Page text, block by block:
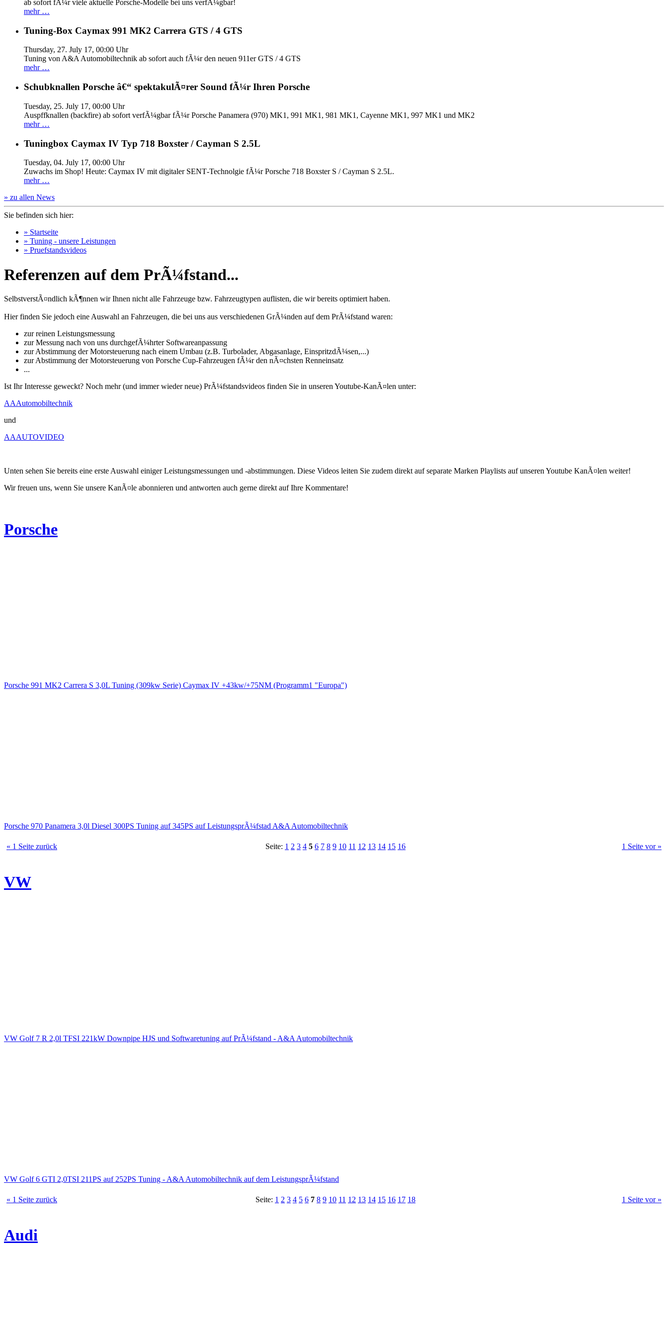
ab sofort fÃ¼r viele aktuelle Porsche-Modelle bei uns verfÃ¼gbar!
mehr …
Tuning-Box Caymax 991 MK2 Carrera GTS / 4 GTS
Thursday, 27. July 17, 00:00 Uhr
Tuning von A&A Automobiltechnik ab sofort auch fÃ¼r den neuen 911er GTS / 4 GTS
mehr …
Schubknallen Porsche â€“ spektakulÃ¤rer Sound fÃ¼r Ihren Porsche
Tuesday, 25. July 17, 00:00 Uhr
Auspffknallen (backfire) ab sofort verfÃ¼gbar fÃ¼r Porsche Panamera (970) MK1, 991 MK1, 981 MK1, Cayenne MK1, 997 MK1 und MK2
mehr …
Tuningbox Caymax IV Typ 718 Boxster / Cayman S 2.5L
Tuesday, 04. July 17, 00:00 Uhr
Zuwachs im Shop! Heute: Caymax IV mit digitaler SENT‐Technolgie fÃ¼r Porsche 718 Boxster S / Cayman S 2.5L.
mehr …
» zu allen News
Sie befinden sich hier:
» Startseite
» Tuning - unsere Leistungen
» Pruefstandsvideos
Referenzen auf dem PrÃ¼fstand...
SelbstverstÃ¤ndlich kÃ¶nnen wir Ihnen nicht alle Fahrzeuge bzw. Fahrzeugtypen auflisten, die wir bereits optimiert haben.
Hier finden Sie jedoch eine Auswahl an Fahrzeugen, die bei uns aus verschiedenen GrÃ¼nden auf dem PrÃ¼fstand waren:
zur reinen Leistungsmessung
zur Messung nach von uns durchgefÃ¼hrter Softwareanpassung
zur Abstimmung der Motorsteuerung nach einem Umbau (z.B. Turbolader, Abgasanlage, EinspritzdÃ¼sen,...)
zur Abstimmung der Motorsteuerung von Porsche Cup-Fahrzeugen fÃ¼r den nÃ¤chsten Renneinsatz
...
Ist Ihr Interesse geweckt? Noch mehr (und immer wieder neue) PrÃ¼fstandsvideos finden Sie in unseren Youtube-KanÃ¤len unter:
AAAutomobiltechnik
und
AAAUTOVIDEO
Unten sehen Sie bereits eine erste Auswahl einiger Leistungsmessungen und -abstimmungen. Diese Videos leiten Sie zudem direkt auf separate Marken Playlists auf unseren Youtube KanÃ¤len weiter!
Wir freuen uns, wenn Sie unsere KanÃ¤le abonnieren und antworten auch gerne direkt auf Ihre Kommentare!
Porsche
Porsche 991 MK2 Carrera S 3,0L Tuning (309kw Serie) Caymax IV +43kw/+75NM (Programm1 "Europa")
Porsche 970 Panamera 3,0l Diesel 300PS Tuning auf 345PS auf LeistungsprÃ¼fstad A&A Automobiltechnik
« 1 Seite zurück Seite: 1 2 3 4 5 6 7 8 9 10 11 12 13 14 15 16 1 Seite vor »
VW
VW Golf 7 R 2,0l TFSI 221kW Downpipe HJS und Softwaretuning auf PrÃ¼fstand - A&A Automobiltechnik
VW Golf 6 GTI 2,0TSI 211PS auf 252PS Tuning - A&A Automobiltechnik auf dem LeistungsprÃ¼fstand
« 1 Seite zurück Seite: 1 2 3 4 5 6 7 8 9 10 11 12 13 14 15 16 17 18 1 Seite vor »
Audi